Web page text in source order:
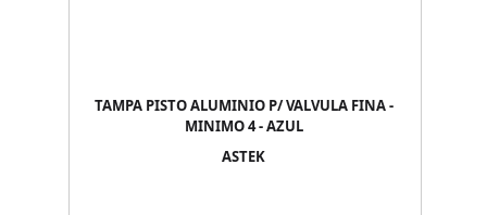
TAMPA PISTO ALUMINIO P/ VALVULA FINA -
MINIMO 4 - AZUL
ASTEK